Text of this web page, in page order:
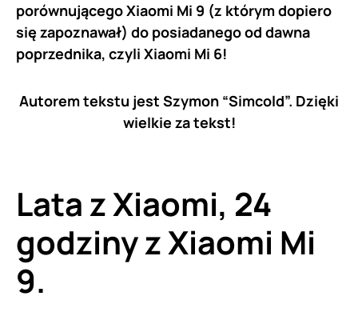
porównującego Xiaomi Mi 9 (z którym dopiero
się zapoznawał) do posiadanego od dawna
poprzednika, czyli Xiaomi Mi 6!
Autorem tekstu jest Szymon “Simcold”. Dzięki
wielkie za tekst!
Lata z Xiaomi, 24
godziny z Xiaomi Mi
9.